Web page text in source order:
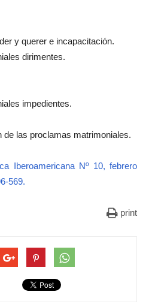
y querer e incapacitación.
dirimentes.
impedientes.
de las proclamas matrimoniales.
Iberoamericana Nº 10, febrero
569.
print